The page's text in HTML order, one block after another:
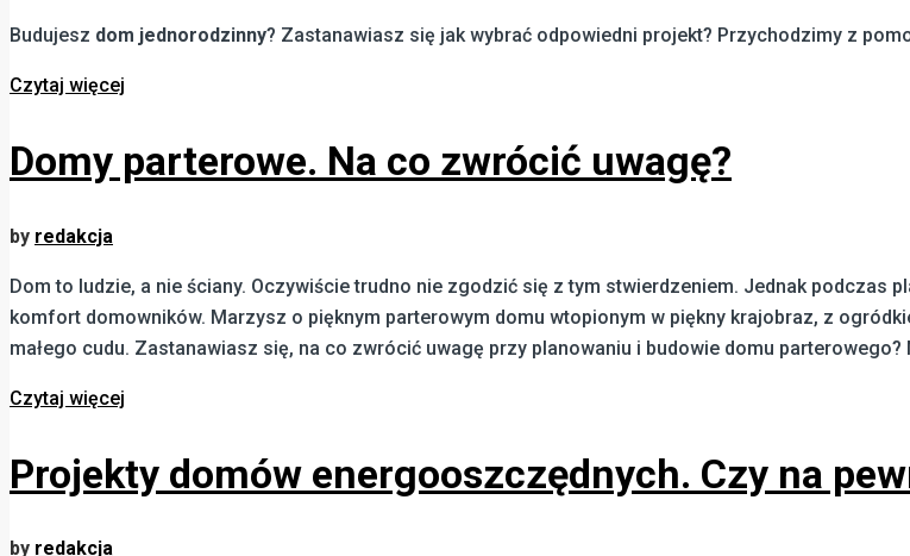
Budujesz dom jednorodzinny? Zastanawiasz się jak wybrać odpowiedni projekt? Przychodzimy z
Czytaj więcej
Domy parterowe. Na co zwrócić uwagę?
by redakcja
Dom to ludzie, a nie ściany. Oczywiście trudno nie zgodzić się z tym stwierdzeniem. Jednak
komfort domowników. Marzysz o pięknym parterowym domu wtopionym w piękny krajobraz, z
małego cudu. Zastanawiasz się, na co zwrócić uwagę przy planowaniu i budowie domu parterowego?
Czytaj więcej
Projekty domów energooszczędnych. Czy na
by redakcja